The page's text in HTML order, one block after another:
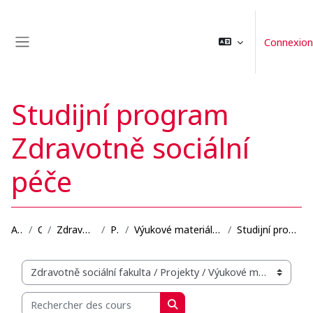
Connexion
Studijní program
Zdravotně sociální
péče
Accueil Cours Zdravotně sociální fakulta Projekty Výukové materiály se zaměřením na blended learning... Studijní program Zdravotně sociální péče
Catégories de cours
Rechercher des cours